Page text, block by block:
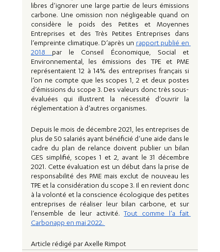
libres d’ignorer une large partie de leurs émissions
carbone. Une omission non négligeable quand on
considère le poids des Petites et Moyennes
Entreprises et des Très Petites Entreprises dans
l’empreinte climatique. D’après un rapport publié en
2018 par le Conseil Économique, Social et
Environnemental, les émissions des TPE et PME
représentaient 12 à 14% des entreprises français si
l’on ne compte que les scopes 1, 2 et deux postes
d’émissions du scope 3. Des valeurs donc très sous-
évaluées qui illustrent la nécessité d’ouvrir la
réglementation à d’autres organismes.
Depuis le mois de décembre 2021, les entreprises de
plus de 50 salariés ayant bénéficié d’une aide dans le
cadre du plan de relance doivent publier un bilan
GES simplifié, scopes 1 et 2, avant le 31 décembre
2021. Cette évaluation est un début dans la prise de
responsabilité des PME mais exclut de nouveau les
TPE et la considération du scope 3. Il en revient donc
à la volonté et la conscience écologique des petites
entreprises de réaliser leur bilan carbone, et sur
l’ensemble de leur activité. Tout comme l’a fait
Carbonapp en mai 2022.
Article rédigé par Axelle Rimpot